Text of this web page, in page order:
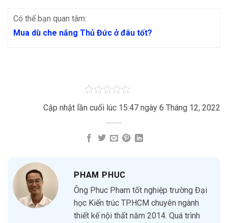
Có thể bạn quan tâm:
Mua dù che nắng Thủ Đức ở đâu tốt?
Cập nhật lần cuối lúc 15:47 ngày 6 Tháng 12, 2022
PHAM PHUC
Ông Phuc Pham tốt nghiệp trường Đại
học Kiến trúc TP.HCM chuyên ngành
thiết kế nội thất năm 2014. Quá trình